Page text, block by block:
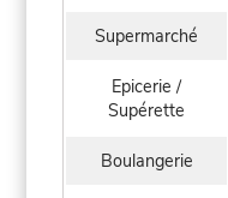
Supermarché
Epicerie /
Supérette
Boulangerie